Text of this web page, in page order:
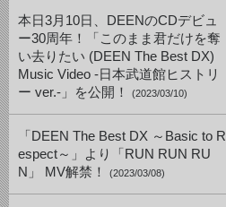
本日3月10日、DEENのCDデビュ
ー30周年！「このまま君だけを奪
い去りたい (DEEN The Best DX)
Music Video -日本武道館ヒストリ
ー ver.-」を公開！
(2023/03/10)
「DEEN The Best DX ～Basic to R
espect～」より「RUN RUN RU
N」 MV解禁！
(2023/03/08)